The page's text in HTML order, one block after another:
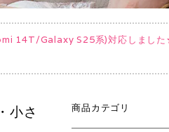
14T/Galaxy S25系)対応しました
小さ 商品カテゴリ